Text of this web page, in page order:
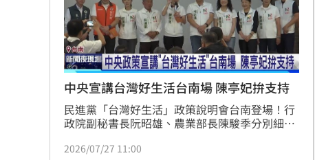
車是我的、油也是我的 睡車竟被收住宿費
24歲存款破百萬！她公開致富關鍵：超孝順
台灣彩券開獎直播中 20:31
LIVE三立+24小時直播 15:27
三立iNEWS新聞台線上直播
中央宣講台灣好生活台南場 陳亭妃拚支持
民進黨「台灣好生活」政策說明會台南登場！行
政院副秘書長阮昭雄、農業部長陳駿季分別細數
市長黃偉哲和市長參選人陳亭妃出席，這幾年
2026/07/27 11:00